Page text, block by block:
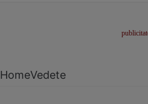
HomeVedete